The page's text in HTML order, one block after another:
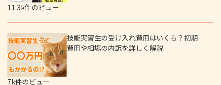
11.3k件のビュー
技能実習生の受け入れ費用はいくら？初期
費用や相場の内訳を詳しく解説
7k件のビュー